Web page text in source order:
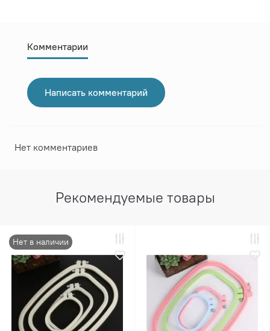
Комментарии
Написать комментарий
Нет комментариев
Рекомендуемые товары
Нет в наличии